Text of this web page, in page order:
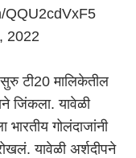
QQU2cdVxF5
2022
टी20 मालिकेतील
जिंकला. यावेळी
गोलंदाजांनी
यावेळी अर्शदीपने